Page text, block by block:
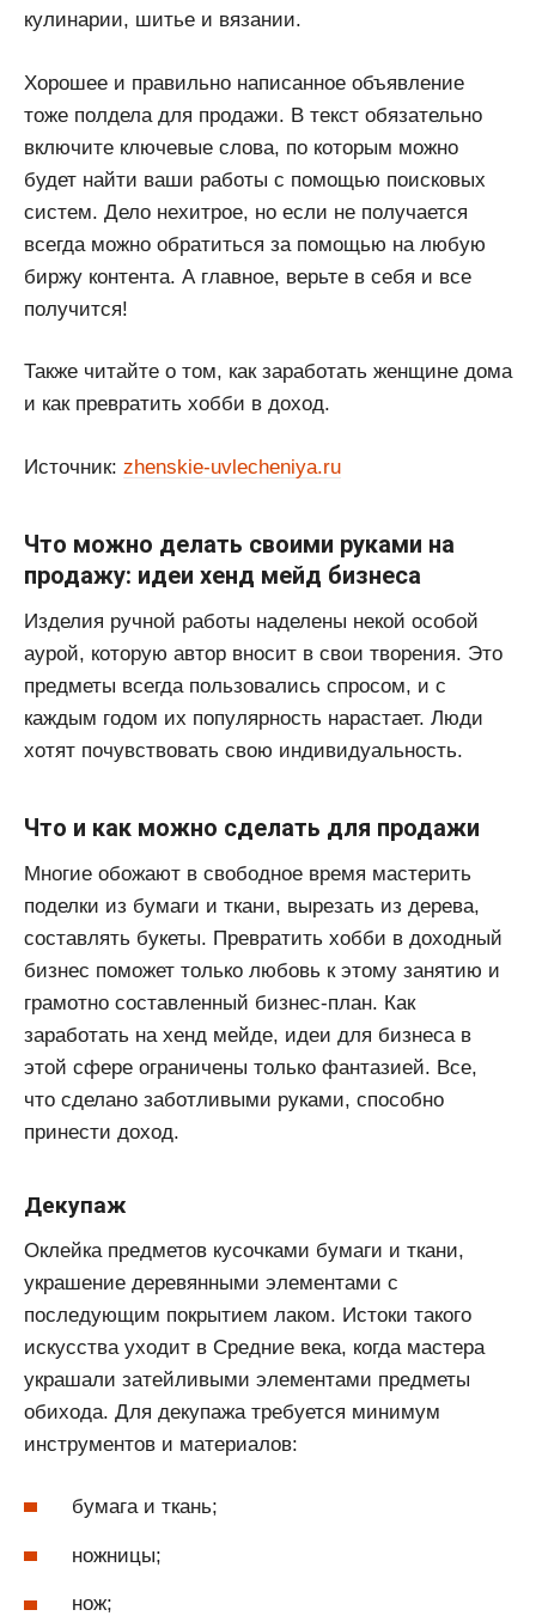
кулинарии, шитье и вязании.
Хорошее и правильно написанное объявление
тоже полдела для продажи. В текст обязательно
включите ключевые слова, по которым можно
будет найти ваши работы с помощью поисковых
систем. Дело нехитрое, но если не получается
всегда можно обратиться за помощью на любую
биржу контента. А главное, верьте в себя и все
получится!
Также читайте о том, как заработать женщине дома
и как превратить хобби в доход.
Источник: zhenskie-uvlecheniya.ru
Что можно делать своими руками на
продажу: идеи хенд мейд бизнеса
Изделия ручной работы наделены некой особой
аурой, которую автор вносит в свои творения. Это
предметы всегда пользовались спросом, и с
каждым годом их популярность нарастает. Люди
хотят почувствовать свою индивидуальность.
Что и как можно сделать для продажи
Многие обожают в свободное время мастерить
поделки из бумаги и ткани, вырезать из дерева,
составлять букеты. Превратить хобби в доходный
бизнес поможет только любовь к этому занятию и
грамотно составленный бизнес-план. Как
заработать на хенд мейде, идеи для бизнеса в
этой сфере ограничены только фантазией. Все,
что сделано заботливыми руками, способно
принести доход.
Декупаж
Оклейка предметов кусочками бумаги и ткани,
украшение деревянными элементами с
последующим покрытием лаком. Истоки такого
искусства уходит в Средние века, когда мастера
украшали затейливыми элементами предметы
обихода. Для декупажа требуется минимум
инструментов и материалов:
бумага и ткань;
ножницы;
нож;